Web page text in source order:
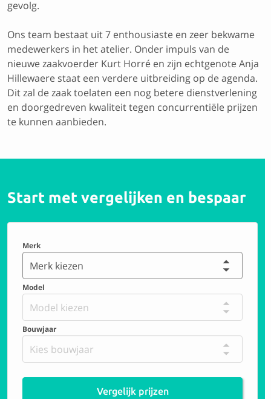
gevolg.
Ons team bestaat uit 7 enthousiaste en zeer bekwame
medewerkers in het atelier. Onder impuls van de
nieuwe zaakvoerder Kurt Horré en zijn echtgenote Anja
Hillewaere staat een verdere uitbreiding op de agenda.
Dit zal de zaak toelaten een nog betere dienstverlening
en doorgedreven kwaliteit tegen concurrentiële prijzen
te kunnen aanbieden.
Start met vergelijken en bespaar
Merk
Merk kiezen
Model
Model kiezen
Bouwjaar
Kies bouwjaar
Vergelijk prijzen